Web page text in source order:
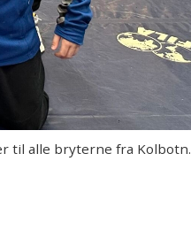
til alle bryterne fra Kolbotn.